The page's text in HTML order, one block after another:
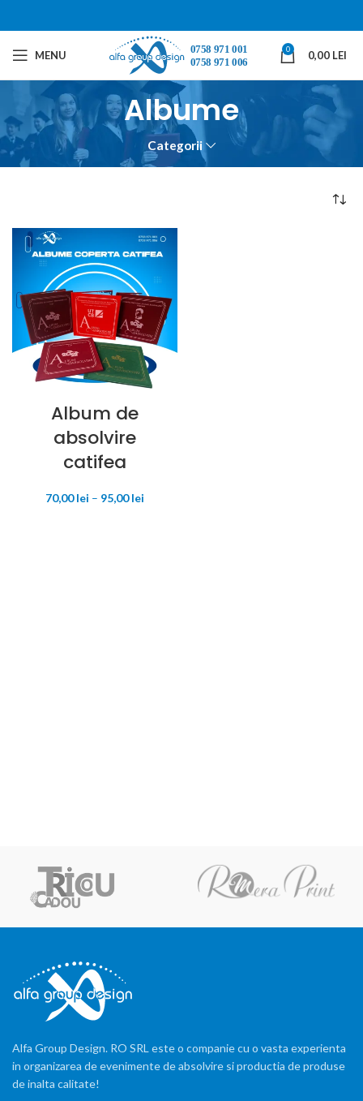
MENU 0 0,00 LEI
Albume
Categorii
Album de
absolvire
catifea
70,00lei – 95,00lei
Alfa Group Design. RO SRL este o companie cu o vasta experienta
in organizarea de evenimente de absolvire si productia de produse
de inalta calitate!